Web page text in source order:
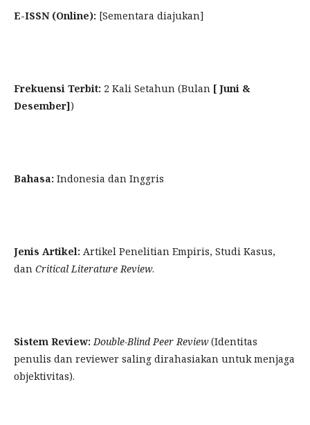
E-ISSN (Online): [Sementara diajukan]
Frekuensi Terbit: 2 Kali Setahun (Bulan [ Juni &
Desember])
Bahasa: Indonesia dan Inggris
Jenis Artikel: Artikel Penelitian Empiris, Studi Kasus,
dan Critical Literature Review.
Sistem Review: Double-Blind Peer Review(Identitas
penulis dan reviewer saling dirahasiakan untuk menjaga
objektivitas).